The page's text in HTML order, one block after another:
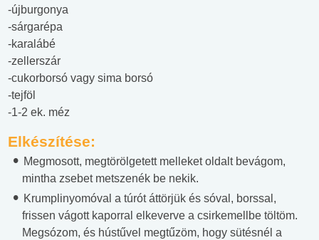
-újburgonya
-sárgarépa
-karalábé
-zellerszár
-cukorborsó vagy sima borsó
-tejföl
-1-2 ek. méz
Elkészítése:
Megmosott, megtörölgetett melleket oldalt bevágom,
mintha zsebet metszenék be nekik.
Krumplinyomóval a túrót áttörjük és sóval, borssal,
frissen vágott kaporral elkeverve a csirkemellbe töltöm.
Megsózom, és hústűvel megtűzöm, hogy sütésnél a